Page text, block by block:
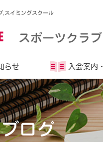
,スイミングスクール
スポーツクラブ
らせ 入会案内・
ログ